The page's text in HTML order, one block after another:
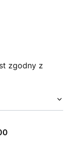
zgodny z